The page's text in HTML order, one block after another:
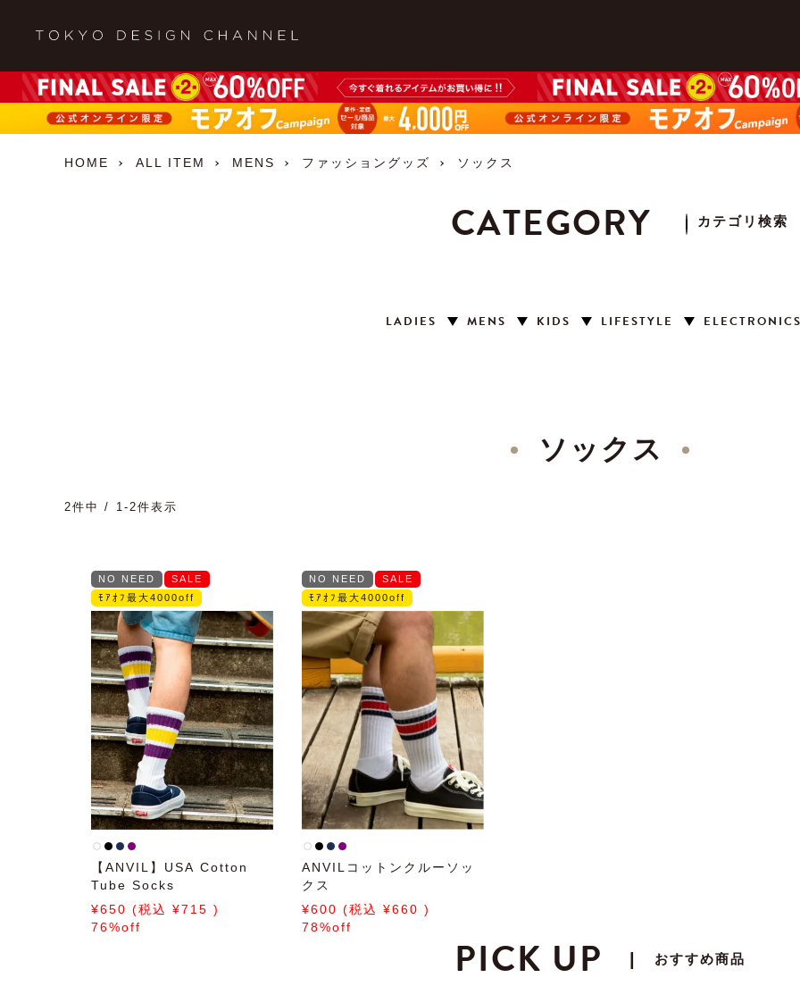
HOME ALL ITEM MENS ファッショングッズ ソックス
CATEGORY カテゴリ検索
LADIES MENS KIDS LIFESTYLE
ソックス
2件中 1-2件表示
NO NEED
SALE
ﾓｱｵﾌ最大4000off
【ANVIL】USA Cotton
Tube Socks
650
715
76%off
NO NEED
SALE
ﾓｱｵﾌ最大4000off
ANVILコットンクルーソッ
クス
600
660
78%off
PICK UP おすすめ商品